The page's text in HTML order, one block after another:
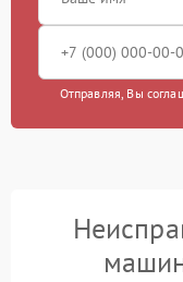
Отправляя, Вы